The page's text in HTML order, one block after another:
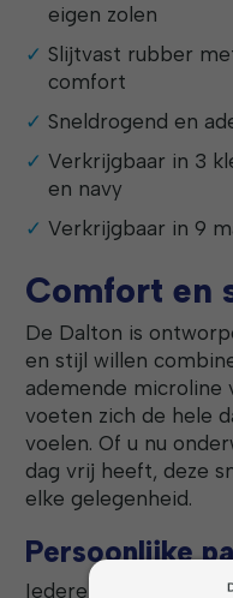
eigen zolen
Slijtvast rubber
comfort
Sneldrogend en
Verkrijgbaar in 3
en navy
Verkrijgbaar in 9
Comfort en
De Dalton is
en stijl willen
ademende microline
voeten zich de hele
voelen. Of u nu
dag vrij heeft, deze
elke gelegenheid.
Persoonlijke
Iedere voet is